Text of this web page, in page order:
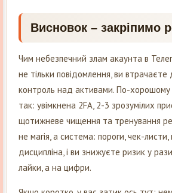
Висновок – закріпимо
Чим небезпечний злам акаунта в
не тільки повідомлення, ви втрачаєте
контроль над активами. По-
так: увімкнена 2FA, 2-3 зрозумілих
щотижневе чищення та тренування
не магія, а система: пороги, чек-
дисципліна, і ви знижуєте ризик у
лайки, а на цифри.